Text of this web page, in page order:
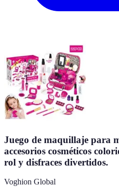
Juego de maquillaje para
accesorios cosméticos
rol y disfraces divertidos.
Voghion Global